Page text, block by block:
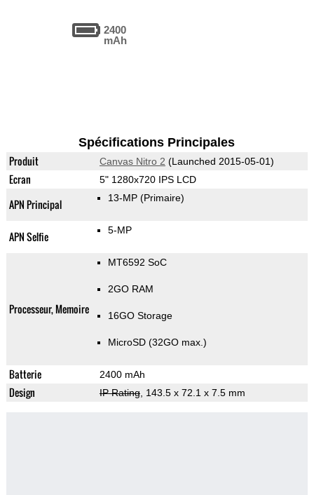
2400
mAh
Spécifications Principales
Produit Canvas Nitro 2 (Launched 2015-05-01)
Ecran 5" 1280x720 IPS LCD
APN Principal 13-MP (Primaire)
APN Selfie 5-MP
Processeur, Memoire
MT6592 SoC
2GO RAM
16GO Storage
MicroSD (32GO max.)
Batterie 2400 mAh
Design IP Rating, 143.5 x 72.1 x 7.5 mm